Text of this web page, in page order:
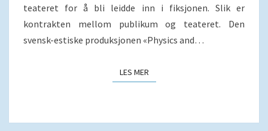
teateret for å bli leidde inn i fiksjonen. Slik er
kontrakten mellom publikum og teateret. Den
svensk-estiske produksjonen «Physics and…
LES MERLES MER